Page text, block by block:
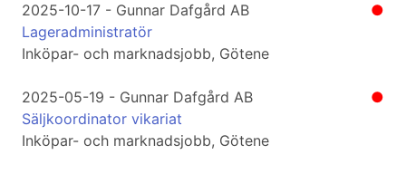
●
2025-10-17 - Gunnar Dafgård AB
Lageradministratör
Inköpar- och marknadsjobb, Götene
●
2025-05-19 - Gunnar Dafgård AB
Säljkoordinator vikariat
Inköpar- och marknadsjobb, Götene